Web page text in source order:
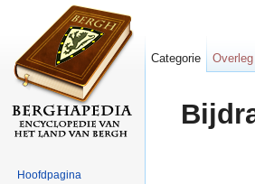
Categorie Overleg
Hoofdpagina